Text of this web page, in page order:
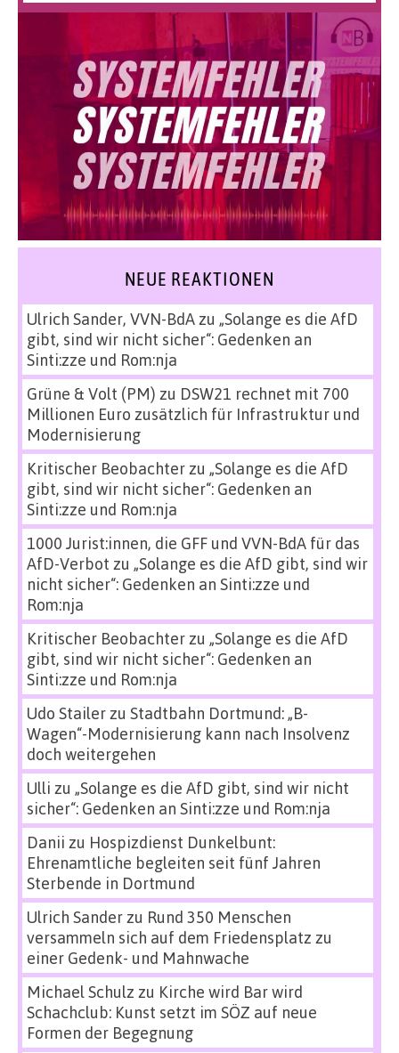
NEUE REAKTIONEN
Ulrich Sander, VVN-BdAzu „Solange es die AfD
gibt, sind wir nicht sicher“: Gedenken an
Sinti:zze und Rom:nja
Grüne & Volt (PM) zu DSW21 rechnet mit 700
Millionen Euro zusätzlich für Infrastruktur und
Modernisierung
Kritischer Beobachterzu „Solange es die AfD
gibt, sind wir nicht sicher“: Gedenken an
Sinti:zze und Rom:nja
1000 Jurist:innen, die GFF und VVN-BdA für das
AfD-Verbot zu „Solange es die AfD gibt, sind wir
nicht sicher“: Gedenken an Sinti:zze und
Rom:nja
Kritischer Beobachterzu „Solange es die AfD
gibt, sind wir nicht sicher“: Gedenken an
Sinti:zze und Rom:nja
Udo Stailerzu Stadtbahn Dortmund: „B-
Wagen“-Modernisierung kann nach Insolvenz
doch weitergehen
Ulli zu „Solange es die AfD gibt, sind wir nicht
sicher“: Gedenken an Sinti:zze und Rom:nja
Danii zu Hospizdienst Dunkelbunt:
Ehrenamtliche begleiten seit fünf Jahren
Sterbende in Dortmund
Ulrich Sanderzu Rund 350 Menschen
versammeln sich auf dem Friedensplatz zu
einer Gedenk- und Mahnwache
Michael Schulz zu Kirche wird Bar wird
Schachclub: Kunst setzt im SÖZ auf neue
Formen der Begegnung